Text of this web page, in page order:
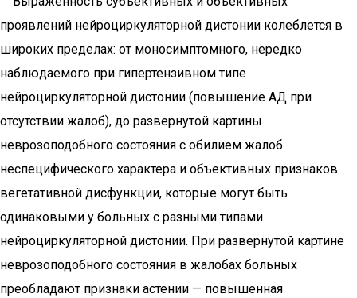
проявлений нейроциркуляторной дистонии колеблется в
широких пределах: от моносимптомного, нередко
наблюдаемого при гипертензивном типе
нейроциркуляторной дистонии (повышение АД при
отсутствии жалоб), до развернутой картины
неврозоподобного состояния с обилием жалоб
неспецифического характера и объективных признаков
вегетативной дисфункции, которые могут быть
одинаковыми у больных с разными типами
нейроциркуляторной дистонии. При развернутой картине
неврозоподобного состояния в жалобах больных
преобладают признаки астении — повышенная